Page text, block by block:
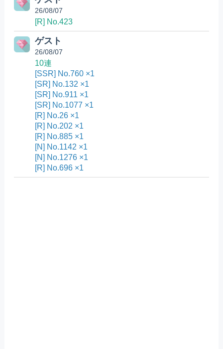
26/08/07
[R] No.423
ゲスト
26/08/07
10連
[SSR] No.760 ×1
[SR] No.132 ×1
[SR] No.911 ×1
[SR] No.1077 ×1
[R] No.26 ×1
[R] No.202 ×1
[R] No.885 ×1
[N] No.1142 ×1
[N] No.1276 ×1
[R] No.696 ×1